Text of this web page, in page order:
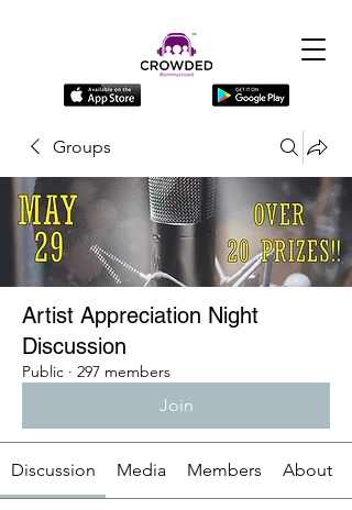
Groups
Artist Appreciation Night
Discussion
Public · 297 members
Join
Discussion Media Members About